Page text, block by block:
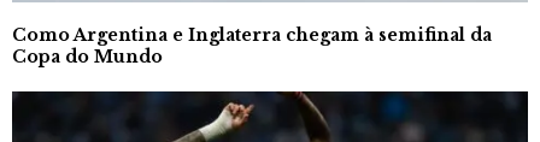
Como Argentina e Inglaterra chegam à semifinal da
Copa do Mundo